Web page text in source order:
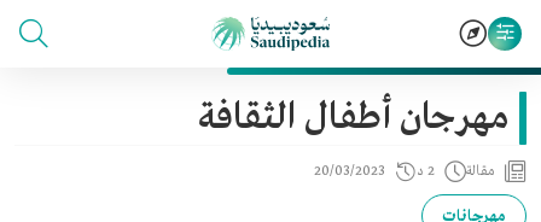
مهرجان أطفال الثقافة
مقالة 2 د 20/03/2023
مهرجانات